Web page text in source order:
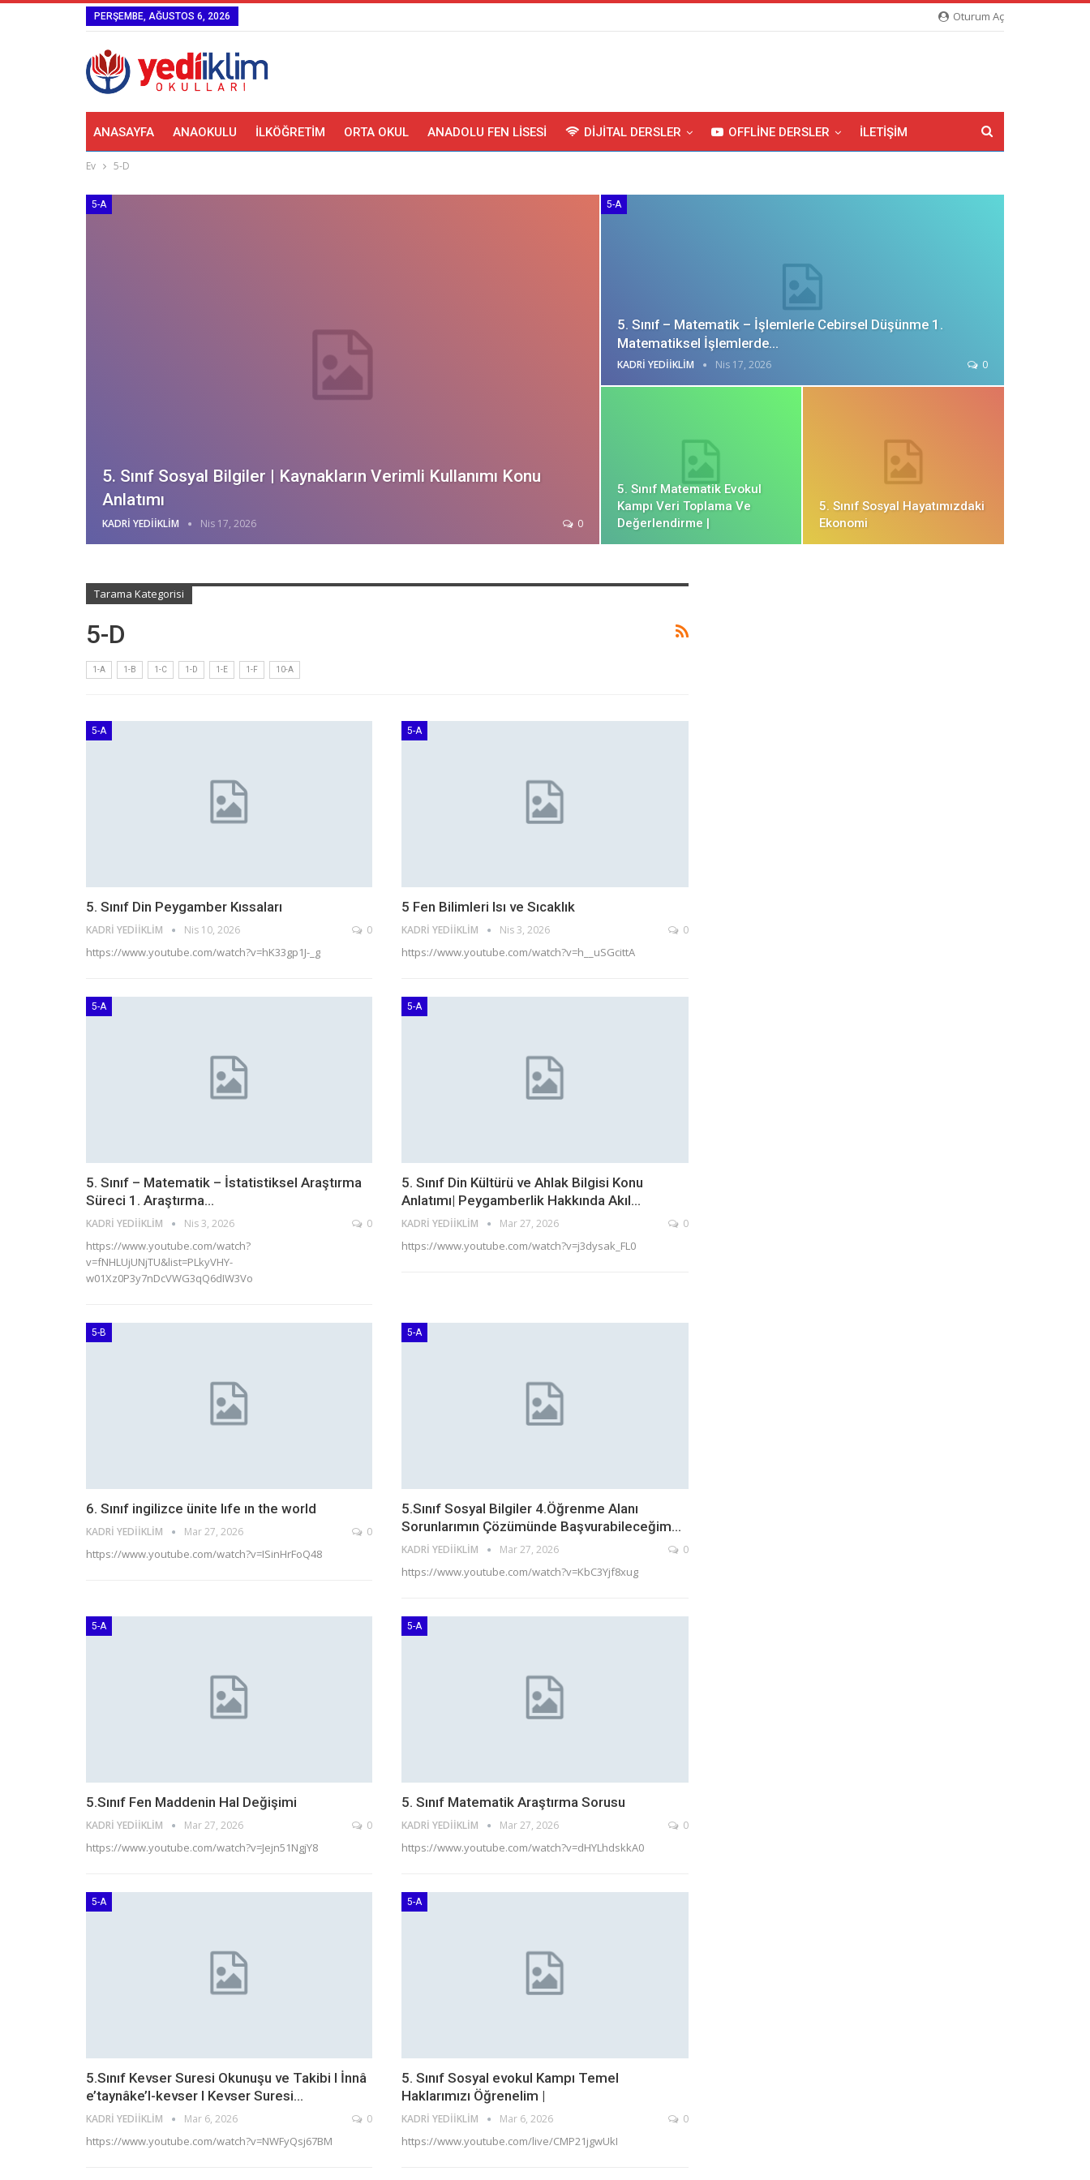
Oturum Aç
PERŞEMBE, AĞUSTOS 6, 2026
ANASAYFA ANAOKULU İLKÖĞRETIM ORTA OKUL ANADOLU FEN LISESI DIJITAL DERSLER OFFLINE DERSLER İLETIŞIM
Ev 5-D
5-A
5. Sınıf Sosyal Bilgiler | Kaynakların Verimli Kullanımı Konu
Anlatımı
KADRI YEDIIKLIM Nis 17, 2026 0
5-A
5. Sınıf – Matematik – İşlemlerle Cebirsel Düşünme 1.
Matematiksel İşlemlerde…
KADRI YEDIIKLIM Nis 17, 2026 0
5. Sınıf Matematik Evokul
Kampı Veri Toplama Ve
Değerlendirme |
5. Sınıf Sosyal Hayatımızdaki
Ekonomi
Tarama Kategorisi
5-D
1-A 1-B 1-C 1-D 1-E 1-F 10-A
5-A
5. Sınıf Din Peygamber Kıssaları
KADRI YEDIIKLIM Nis 10, 2026 0
https://www.youtube.com/watch?v=hK33gp1J-_g
5-A
5 Fen Bilimleri Isı ve Sıcaklık
KADRI YEDIIKLIM Nis 3, 2026 0
https://www.youtube.com/watch?v=h__uSGcittA
5-A
5. Sınıf – Matematik – İstatistiksel Araştırma
Süreci 1. Araştırma…
KADRI YEDIIKLIM Nis 3, 2026 0
https://www.youtube.com/watch?
v=fNHLUjUNjTU&list=PLkyVHY-
w01Xz0P3y7nDcVWG3qQ6dIW3Vo
5-A
5. Sınıf Din Kültürü ve Ahlak Bilgisi Konu
Anlatımı| Peygamberlik Hakkında Akıl…
KADRI YEDIIKLIM Mar 27, 2026 0
https://www.youtube.com/watch?v=j3dysak_FL0
5-B
6. Sınıf ingilizce ünite lıfe ın the world
KADRI YEDIIKLIM Mar 27, 2026 0
https://www.youtube.com/watch?v=ISinHrFoQ48
5-A
5.Sınıf Sosyal Bilgiler 4.Öğrenme Alanı
Sorunlarımın Çözümünde Başvurabileceğim…
KADRI YEDIIKLIM Mar 27, 2026 0
https://www.youtube.com/watch?v=KbC3Yjf8xug
5-A
5.Sınıf Fen Maddenin Hal Değişimi
KADRI YEDIIKLIM Mar 27, 2026 0
https://www.youtube.com/watch?v=Jejn51NgjY8
5-A
5. Sınıf Matematik Araştırma Sorusu
KADRI YEDIIKLIM Mar 27, 2026 0
https://www.youtube.com/watch?v=dHYLhdskkA0
5-A
5.Sınıf Kevser Suresi Okunuşu ve Takibi I İnnâ
e’taynâke’l-kevser I Kevser Suresi…
KADRI YEDIIKLIM Mar 6, 2026 0
https://www.youtube.com/watch?v=NWFyQsj67BM
5-A
5. Sınıf Sosyal evokul Kampı Temel
Haklarımızı Öğrenelim |
KADRI YEDIIKLIM Mar 6, 2026 0
https://www.youtube.com/live/CMP21jgwUkI